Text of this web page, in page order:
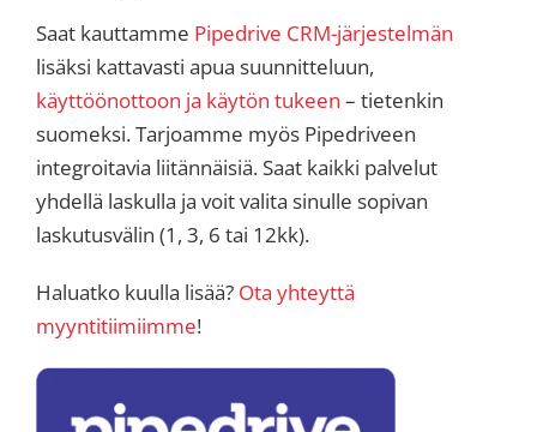
Saat kauttamme Pipedrive CRM-järjestelmän
lisäksi kattavasti apua suunnitteluun,
käyttöönottoon ja käytön tukeen – tietenkin
suomeksi. Tarjoamme myös Pipedriveen
integroitavia liitännäisiä. Saat kaikki palvelut
yhdellä laskulla ja voit valita sinulle sopivan
laskutusvälin (1, 3, 6 tai 12kk).
Haluatko kuulla lisää? Ota yhteyttä
myyntitiimiimme!